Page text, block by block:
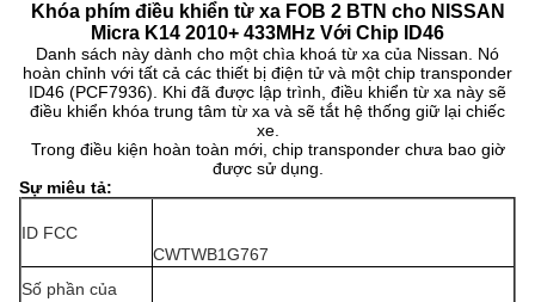
Khóa phím điều khiển từ xa FOB 2 BTN cho NISSAN
Micra K14 2010+ 433MHz Với Chip ID46
Danh sách này dành cho một chìa khoá từ xa của Nissan. Nó
hoàn chỉnh với tất cả các thiết bị điện tử và một chip transponder
ID46 (PCF7936). Khi đã được lập trình, điều khiển từ xa này sẽ
điều khiển khóa trung tâm từ xa và sẽ tắt hệ thống giữ lại chiếc
xe.
Trong điều kiện hoàn toàn mới, chip transponder chưa bao giờ
được sử dụng.
Sự miêu tả:
ID FCC
CWTWB1G767
Số phần của